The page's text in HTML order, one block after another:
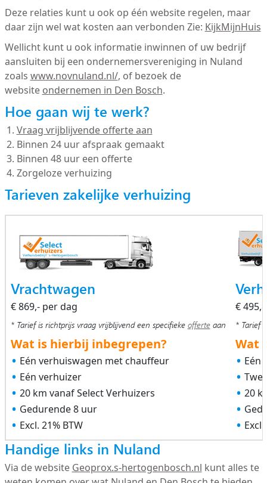
Deze relaties kunt u ook op één website regelen, maar
daar zijn wel wat kosten aan verbonden Zie: KijkMijnHuis
Wellicht kunt u ook informatie inwinnen of uw bedrijf
aansluiten bij een ondernemersvereniging in Nuland
zoals www.novnuland.nl/, of bezoek de
website ondernemen in Den Bosch.
Hoe gaan wij te werk?
Vraag vrijblijvende offerte aan
Binnen 24 uur afspraak gemaakt
Binnen 48 uur een offerte
Zorgeloze verhuizing
Tarieven zakelijke verhuizing
Vrachtwagen
€ 869,- per dag
* Tarief is richtprijs vraag vrijblijvend een specifieke offerteaan
Wat is hierbij inbegrepen?
Eén verhuiswagen met chauffeur
Eén verhuizer
20 km vanaf Select Verhuizers
Gedurende 8 uur
Excl. 21% BTW
€
* Tarief
Wat
Eén
20
Excl.
Handige links in Nuland
Via de website Geoprox.s-hertogenbosch.nl kunt alles te